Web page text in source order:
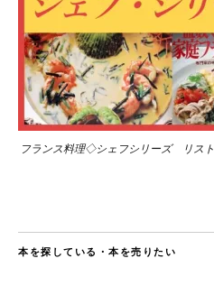
フランス料理◇シェフシリーズ リスト
本を探している・本を売りたい